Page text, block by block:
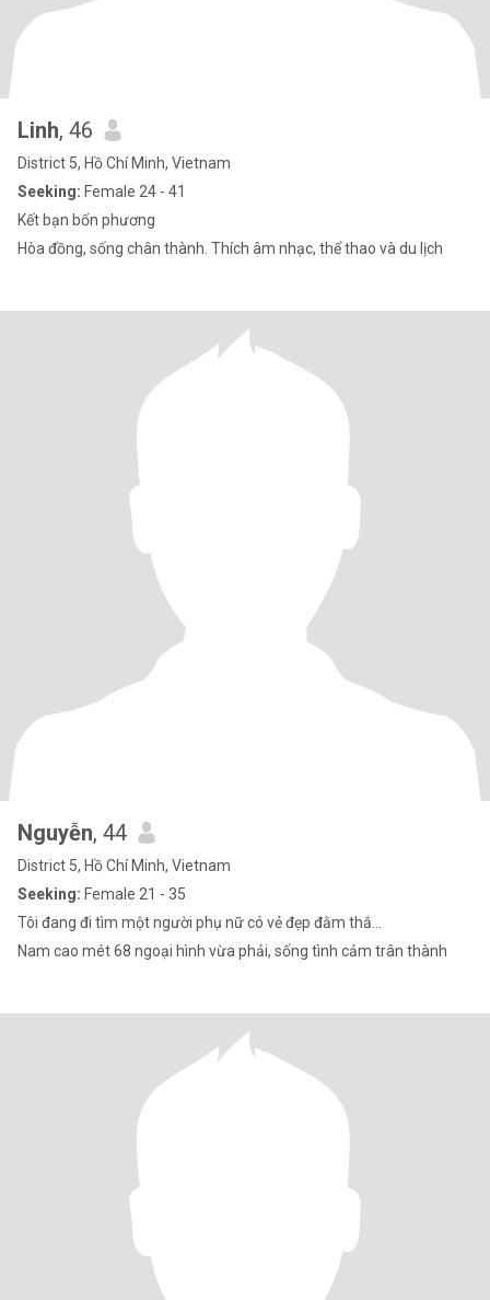
Linh, 46
District 5, Hồ Chí Minh, Vietnam
Seeking: Female 24 - 41
Kết bạn bốn phương
Hòa đồng, sống chân thành. Thích âm nhạc, thể thao và du lịch
Nguyễn, 44
District 5, Hồ Chí Minh, Vietnam
Seeking: Female 21 - 35
Tôi đang đi tìm một người phụ nữ có vẻ đẹp đằm thắ...
Nam cao mét 68 ngoại hình vừa phải, sống tình cảm trân thành